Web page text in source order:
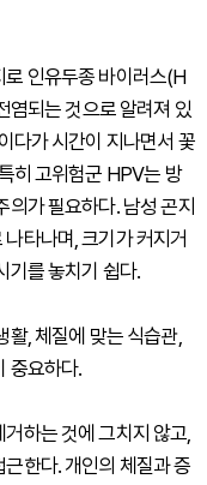
인유두종 바이러스(H
염되는 것으로 알려져 있
다가 시간이 지나면서 꽃
히 고위험군 HPV는 방
가 필요하다. 남성 곤지
타나며, 크기가 커지거
기를 놓치기 쉽다.
활, 체질에 맞는 식습관,
중요하다.
하는 것에 그치지 않고,
한다. 개인의 체질과 증